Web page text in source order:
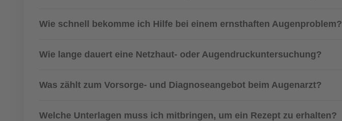
Wie schnell bekomme ich Hilfe bei einem ernsthaften Augenproblem?
Wie lange dauert eine Netzhaut- oder Augendruckuntersuchung?
Was zählt zum Vorsorge- und Diagnoseangebot beim Augenarzt?
Welche Unterlagen muss ich mitbringen, um ein Rezept zu erhalten?